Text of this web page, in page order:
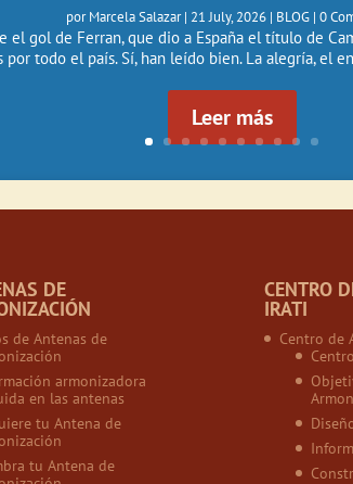
porMarcela Salazar| 21 July, 2026| BLOG| 0
gol de Ferran, que dio a España el título de
todo el país. Sí, han leído bien. La alegría, el
Leer más
DE
de Antenas de
armonizadora
en las antenas
tu Antena de
tu Antena de
CENTRO
IRATI
Centro de